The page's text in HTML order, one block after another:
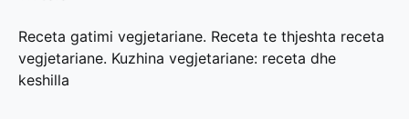
Receta gatimi vegjetariane. Receta te thjeshta receta
vegjetariane. Kuzhina vegjetariane: receta dhe
keshilla